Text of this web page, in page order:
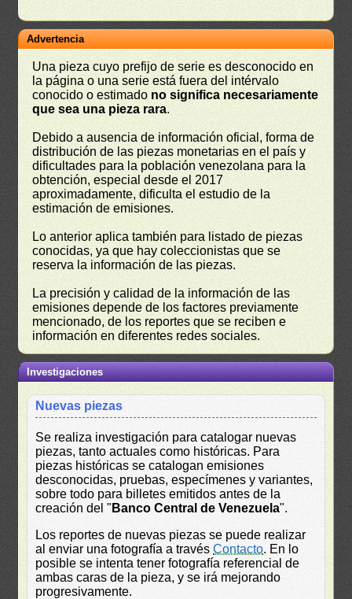
Advertencia
Una pieza cuyo prefijo de serie es desconocido en
la página o una serie está fuera del intérvalo
conocido o estimado no significa necesariamente
que sea una pieza rara.
Debido a ausencia de información oficial, forma de
distribución de las piezas monetarias en el país y
dificultades para la población venezolana para la
obtención, especial desde el 2017
aproximadamente, dificulta el estudio de la
estimación de emisiones.
Lo anterior aplica también para listado de piezas
conocidas, ya que hay coleccionistas que se
reserva la información de las piezas.
La precisión y calidad de la información de las
emisiones depende de los factores previamente
mencionado, de los reportes que se reciben e
información en diferentes redes sociales.
Investigaciones
Nuevas piezas
Se realiza investigación para catalogar nuevas
piezas, tanto actuales como históricas. Para
piezas históricas se catalogan emisiones
desconocidas, pruebas, especímenes y variantes,
sobre todo para billetes emitidos antes de la
creación del " Banco Central de Venezuela".
Los reportes de nuevas piezas se puede realizar
al enviar una fotografía a travésContacto. En lo
posible se intenta tener fotografía referencial de
ambas caras de la pieza, y se irá mejorando
progresivamente.